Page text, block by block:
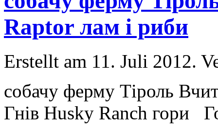
Raptor лам і риби
Erstellt am 11. Juli 2012.
собачу ферму Тіроль
Гнів Husky Ranch гори